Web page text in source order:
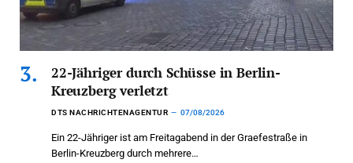
22-Jähriger durch Schüsse in Berlin-
Kreuzberg verletzt
DTS NACHRICHTENAGENTUR 07/08/2026
Ein 22-Jähriger ist am Freitagabend in der Graefestraße in
Berlin-Kreuzberg durch mehrere…